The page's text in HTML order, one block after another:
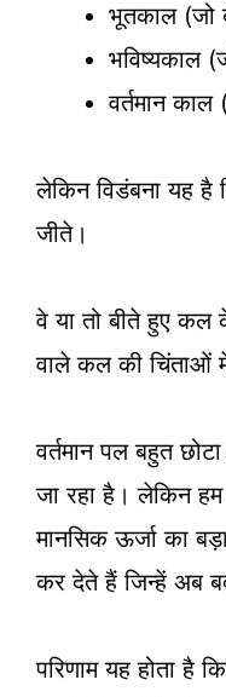
भूतकाल (जो
भविष्यकाल
वर्तमान
लेकिन विडंबना यह है
जीते।
वे या तो बीते हुए
वाले कल की चिंताओं
वर्तमान पल बहुत
जा रहा है। लेकिन
मानसिक ऊर्जा का
कर देते हैं जिन्हें अब
परिणाम यह होता है